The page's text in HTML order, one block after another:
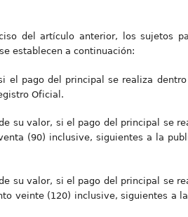
del artículo anterior, los sujetos
establecen a continuación:
el pago del principal se realiza
Oficial.
su valor, si el pago del principal se
(90) inclusive, siguientes a la
su valor, si el pago del principal se
veinte (120) inclusive, siguientes a